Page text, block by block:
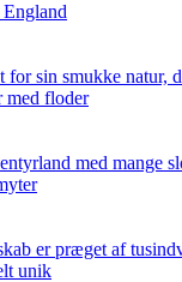
for sin smukke natur,
med floder
med mange
er præget af
unik